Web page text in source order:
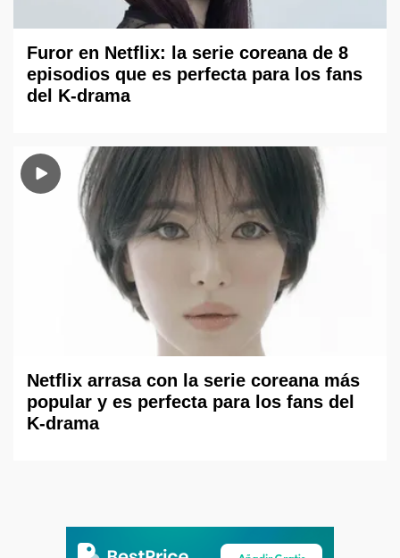
Furor en Netflix: la serie coreana de 8
episodios que es perfecta para los fans
del K-drama
Netflix arrasa con la serie coreana más
popular y es perfecta para los fans del
K-drama